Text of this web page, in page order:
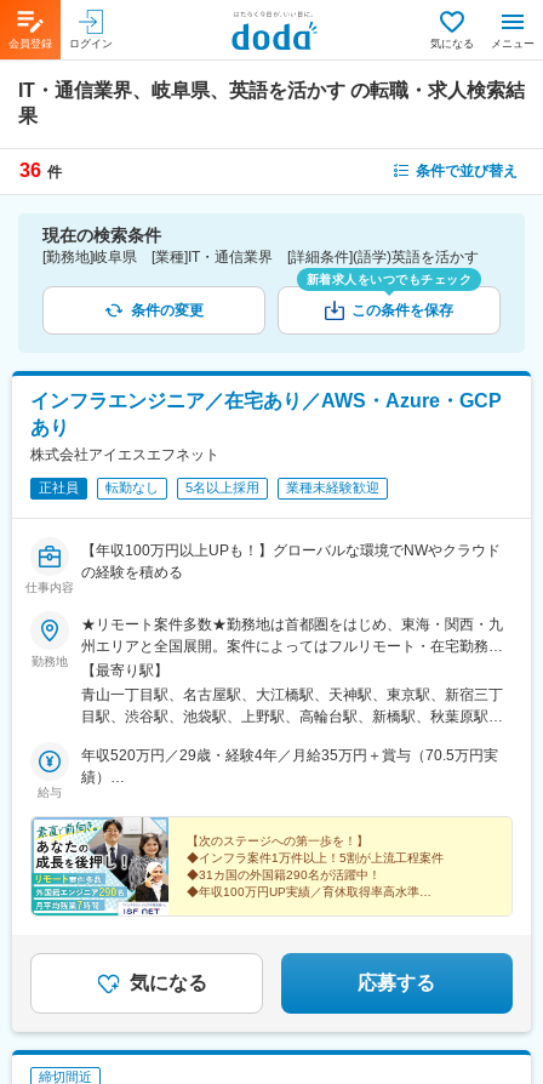
会員登録 ログイン 気になる メニュー
IT・通信業界、岐阜県、英語を活かす の転職・求人検索結
果
36 件 条件で並び替え
現在の検索条件
[勤務地]岐阜県 [業種]IT・通信業界 [詳細条件](語学)英語を活かす
条件の変更
新着求人をいつでもチェック
この条件を保存
インフラエンジニア／在宅あり／AWS・Azure・GCP
あり
株式会社アイエスエフネット
正社員 転勤なし 5名以上採用 業種未経験歓迎
仕事内容
【年収100万円以上UPも！】グローバルな環境でNWやクラウド
の経験を積める
勤務地
★リモート案件多数★勤務地は首都圏をはじめ、東海・関西・九
州エリアと全国展開。案件によってはフルリモート・在宅勤務も
可能です。希望を伴わない転勤はありません。【勤務エリア】・
首都圏：東京都・神奈川県・埼玉県・千葉県・東海：愛知県・岐
阜県・三重県・関西：大阪府・京都府・兵庫県・奈良県・九州：
歓迎。引っ越しが伴う場合は、住まい探しのサポートから引っ越
し支援制度まで会社が対応します。「日本に来るところから相談
禁煙
【最寄り駅】
青山一丁目駅、名古屋駅、大江橋駅、天神駅、東京駅、新宿三丁
目駅、渋谷駅、池袋駅、上野駅、高輪台駅、新橋駅、秋葉原駅、
寿駅、目黒駅、大崎駅、竹芝駅、田町駅(東京都)、日比谷駅、神田
駅(東京都)、末広町駅(東京都)、日暮里駅(舎人ライナー)、西日暮
目白駅、高田馬場駅、新大久保駅、代々木駅、原宿駅、四ツ谷
駅、市ケ谷駅、飯田橋駅、赤坂駅(東京都)、表参道駅、中野駅(東
京都)、国分寺駅、立川駅、八王子駅、町田駅、北千住駅、錦糸町
駅、豊洲駅、二子玉川駅、自由が丘駅、世田谷代田駅、横浜駅、
新横浜駅、京急川崎駅、武蔵小杉駅、溝の口駅、関内駅、みなと
ケ崎駅、平塚駅、小田原駅、相模大野駅、橋本駅(神奈川県)、相模
原駅、海老名駅(相模線)、本厚木駅、中央林間駅、向ケ丘遊園駅、
駅、大須観音駅、千種駅、今池駅(愛知県)、池下駅、本山駅(愛知
給与
年収520万円／29歳・経験4年／月給35万円＋賞与（70.5万円実
績）
績）
【次のステージへの第一歩を！】
◆インフラ案件1万件以上！5割が上流工程案件
◆31カ国の外国籍290名が活躍中！
◆年収100万円UP実績／育休取得率高水準
気になる 応募する
締切間近